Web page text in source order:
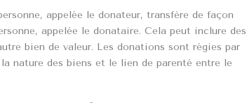
appelée le donateur, transfère de façon
appelée le donataire. Cela peut inclure des
bien de valeur. Les donations sont régies par
nature des biens et le lien de parenté entre le